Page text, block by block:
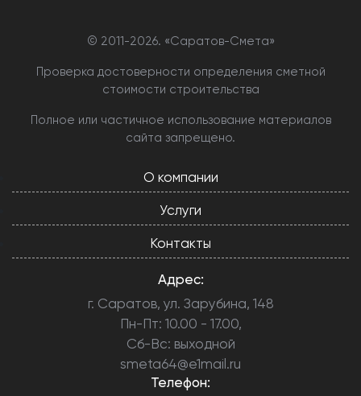
© 2011-2026. «Саратов-Смета»
Проверка достоверности определения сметной
стоимости строительства
Полное или частичное использование материалов
сайта запрещено.
О компании
Услуги
Контакты
Адрес:
г. Саратов, ул. Зарубина, 148
Пн-Пт: 10.00 - 17.00,
Сб-Вс: выходной
smeta64@e1mail.ru
Телефон: